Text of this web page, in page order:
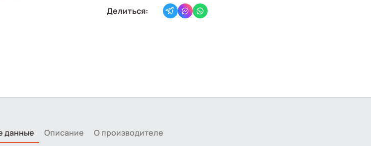
Делиться:
данные Описание О производителе